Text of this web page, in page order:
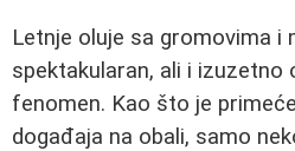
Letnje oluje sa gromovima i
spektakularan, ali i izuzetno
fenomen. Kao što je
događaja na obali, samo